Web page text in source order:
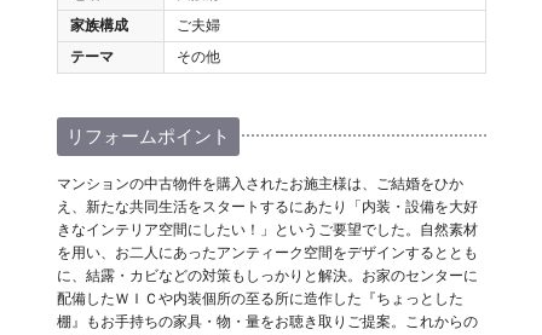
家族構成
ご夫婦
テーマ
その他
リフォームポイント
マンションの中古物件を購入されたお施主様は、ご結婚をひか
え、新たな共同生活をスタートするにあたり「内装・設備を大好
きなインテリア空間にしたい！」というご要望でした。自然素材
を用い、お二人にあったアンティーク空間をデザインするととも
に、結露・カビなどの対策もしっかりと解決。お家のセンターに
配備したＷＩＣや内装個所の至る所に造作した『ちょっとした
棚』もお手持ちの家具・物・量をお聴き取りご提案。これからの